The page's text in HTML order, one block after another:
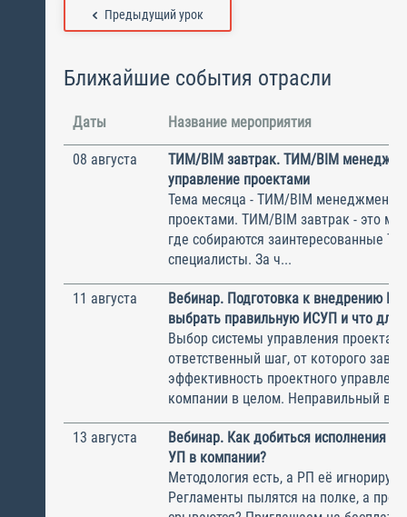
Предыдущий урок
Ближайшие события отрасли
Даты Название мероприятия
08 августа
ТИМ/BIM завтрак. ТИМ/BIM
управление проектами
Тема месяца - ТИМ/BIM менеджмент и
проектами. ТИМ/BIM завтрак - это
где собираются заинтересованные
специалисты. За ч...
11 августа
Вебинар. Подготовка к внедрению
выбрать правильную ИСУП и что для
Выбор системы управления
ответственный шаг, от которого
эффективность проектного
компании в целом. Неправильный
13 августа
Вебинар. Как добиться исполнения
УП в компании?
Методология есть, а РП её
Регламенты пылятся на полке, а